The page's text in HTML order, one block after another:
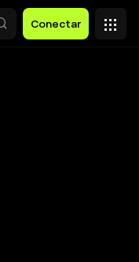
Conectar